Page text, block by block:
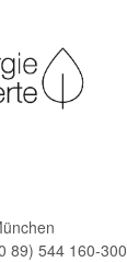
89) 544 160-300